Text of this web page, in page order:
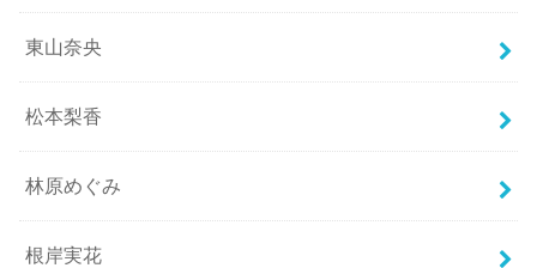
東山奈央
松本梨香
林原めぐみ
根岸実花